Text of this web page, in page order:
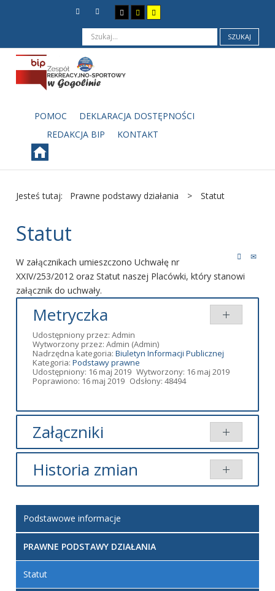
SZUKAJ
POMOC
DEKLARACJA DOSTĘPNOŚCI
REDAKCJA BIP
KONTAKT
Jesteś tutaj: Prawne podstawy działania > Statut
Statut
W załącznikach umieszczono Uchwałę nr
XXIV/253/2012 oraz Statut naszej Placówki, który stanowi
załącznik do uchwały.
Metryczka
Udostępniony przez:Admin
Wytworzony przez:Admin (Admin)
Nadrzędna kategoria:Biuletyn Informacji Publicznej
Kategoria:Podstawy prawne
Udostępniony: 16 maj 2019 Wytworzony: 16 maj 2019
Poprawiono: 16 maj 2019 Odsłony: 48494
Załączniki
Tytuł Typ
Dodany
przez
XXIV/253/2012
KB
mh
załącznik - Statut
pdf
209.17
Admin-
Historia zmian
Artykuł został
utworzony.
Dodane
załączniki
czwartek,
16 maj
2019
Admin-
Podstawowe informacje
PRAWNE PODSTAWY DZIAŁANIA
Statut